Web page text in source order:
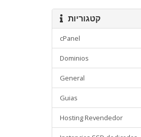
קטגוריות
cPanel
Dominios
General
Guias
Hosting Revendedor